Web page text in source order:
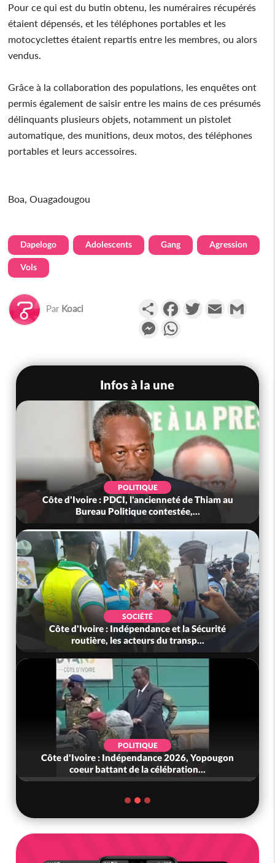
Pour ce qui est du butin obtenu, les numéraires récupérés
étaient dépensés, et les téléphones portables et les
motocyclettes étaient repartis entre les membres, ou alors
vendus.
Grâce à la collaboration des populations, les enquêtes ont
permis également de saisir entre les mains de ces présumés
délinquants plusieurs objets, notamment un pistolet
automatique, des munitions, deux motos, des téléphones
portables et leurs accessoires.
Boa, Ouagadougou
Dapelogo Adolescents Gang Agression
Vols
Par Koaci PartagerFacebookTwitterEmail
Messenger
Infos à la une
POLITIQUE
Côte d'Ivoire : PDCI, l'ancienneté de Thiam au
Bureau Politique contestée,...
SOCIÉTÉ
Côte d'Ivoire : Indépendance et la Sécurité
routière, les acteurs du transp...
POLITIQUE
Côte d'Ivoire : Indépendance 2026, Yopougon
coeur battant de la célébration...